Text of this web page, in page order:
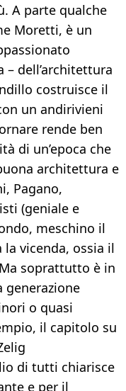
A parte qualche
Moretti, è un
– dell’architettura
costruisce il
un andirivieni
rende ben
di un’epoca che
architettura e
Pagano,
(geniale e
meschino il
vicenda, ossia il
soprattutto è in
generazione
o quasi
il capitolo su
di tutti chiarisce
e per il